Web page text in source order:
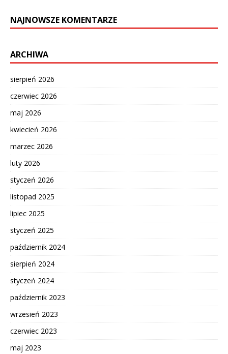
NAJNOWSZE KOMENTARZE
ARCHIWA
sierpień 2026
czerwiec 2026
maj 2026
kwiecień 2026
marzec 2026
luty 2026
styczeń 2026
listopad 2025
lipiec 2025
styczeń 2025
październik 2024
sierpień 2024
styczeń 2024
październik 2023
wrzesień 2023
czerwiec 2023
maj 2023